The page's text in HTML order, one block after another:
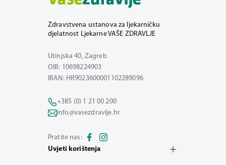
Zdravstvena ustanova za ljekarničku
djelatnost Ljekarne VAŠE ZDRAVLJE
Utinjska 40, Zagreb
OIB: 10698224903
IBAN: HR9023600001102289096
+385 (0) 1 21 00 200
info@vasezdravlje.hr
Pratite nas:
Uvjeti korištenja